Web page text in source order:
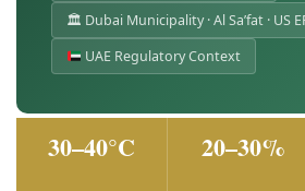
🏛 Dubai Municipality · Al Sa’fat · US
UAE Regulatory Context
30–40°C 20–30%